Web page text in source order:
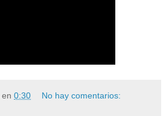
en 0:30 No hay comentarios: